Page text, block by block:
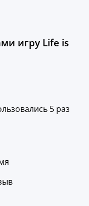
игру Life is
5 раз